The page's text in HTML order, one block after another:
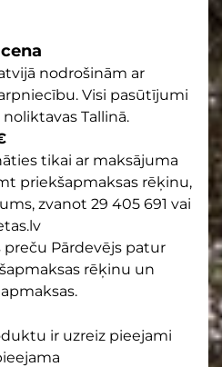
nodrošinām ar
Visi pasūtījumi
Tallinā.
tikai ar maksājuma
priekšapmaksas rēķinu,
zvanot 29 405 691 vai
Pārdevējs patur
rēķinu un
ir uzreiz pieejami